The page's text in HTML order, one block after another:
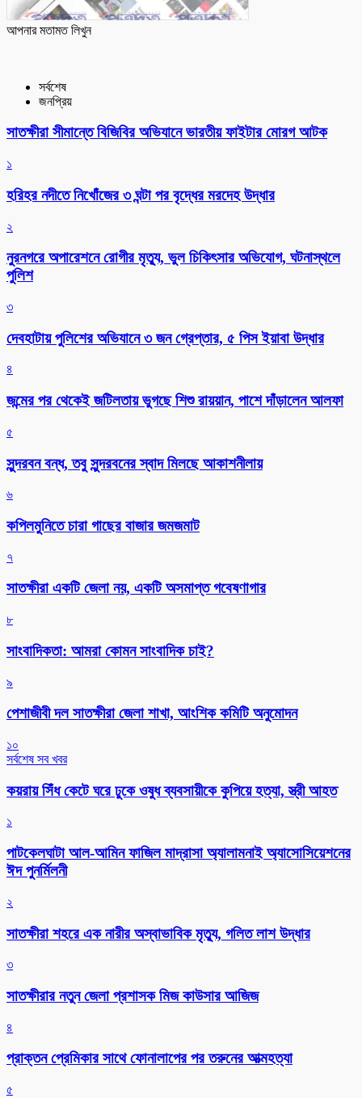
আপনার মতামত লিখুন
সর্বশেষ
জনপ্রিয়
সাতক্ষীরা সীমান্তে বিজিবির অভিযানে ভারতীয় ফাইটার মোরগ আটক
১
হরিহর নদীতে নিখোঁজের ৩ ঘন্টা পর বৃদ্ধের মরদেহ উদ্ধার
২
নুরনগরে অপারেশনে রোগীর মৃত্যু, ভুল চিকিৎসার অভিযোগ, ঘটনাস্থলে
পুলিশ
৩
দেবহাটায় পুলিশের অভিযানে ৩ জন গ্রেপ্তার, ৫ পিস ইয়াবা উদ্ধার
৪
জন্মের পর থেকেই জটিলতায় ভুগছে শিশু রায়য়ান, পাশে দাঁড়ালেন আলফা
৫
সুন্দরবন বন্ধ, তবু সুন্দরবনের স্বাদ মিলছে আকাশনীলায়
৬
কপিলমুনিতে চারা গাছের বাজার জমজমাট
৭
সাতক্ষীরা একটি জেলা নয়, একটি অসমাপ্ত গবেষণাগার
৮
সাংবাদিকতা: আমরা কোমন সাংবাদিক চাই?
৯
পেশাজীবী দল সাতক্ষীরা জেলা শাখা, আংশিক কমিটি অনুমোদন
১০
সর্বশেষ সব খবর
কয়রায় সিঁধ কেটে ঘরে ঢুকে ওষুধ ব্যবসায়ীকে কুপিয়ে হত্যা, স্ত্রী আহত
১
পাটকেলঘাটা আল-আমিন ফাজিল মাদ্রাসা অ্যালামনাই অ্যাসোসিয়েশনের
ঈদ পুনর্মিলনী
২
সাতক্ষীরা শহরে এক নারীর অস্বাভাবিক মৃত্যু, গলিত লাশ উদ্ধার
৩
সাতক্ষীরার নতুন জেলা প্রশাসক মিজ কাউসার আজিজ
৪
প্রাক্তন প্রেমিকার সাথে ফোনালাপের পর তরুনের আত্মহত্যা
৫